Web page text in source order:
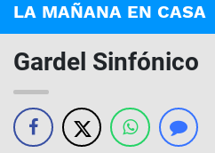
LA MAÑANA EN CASA
Gardel Sinfónico